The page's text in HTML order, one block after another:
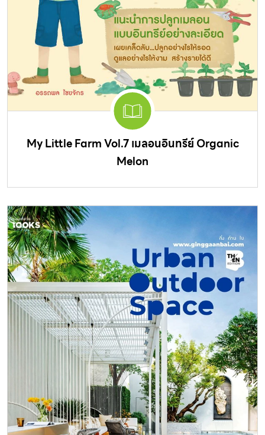
My Little Farm Vol.7 เมลอนอินทรีย์ Organic
Melon